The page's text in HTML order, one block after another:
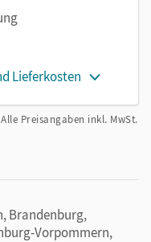
Lieferkosten
Alle Preisangaben inkl. MwSt.
Brandenburg,
Vorpommern,